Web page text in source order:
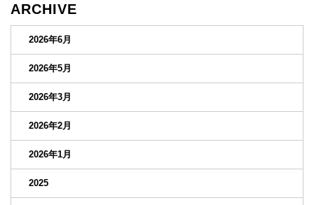
ARCHIVE
2026年6月
2026年5月
2026年3月
2026年2月
2026年1月
2025